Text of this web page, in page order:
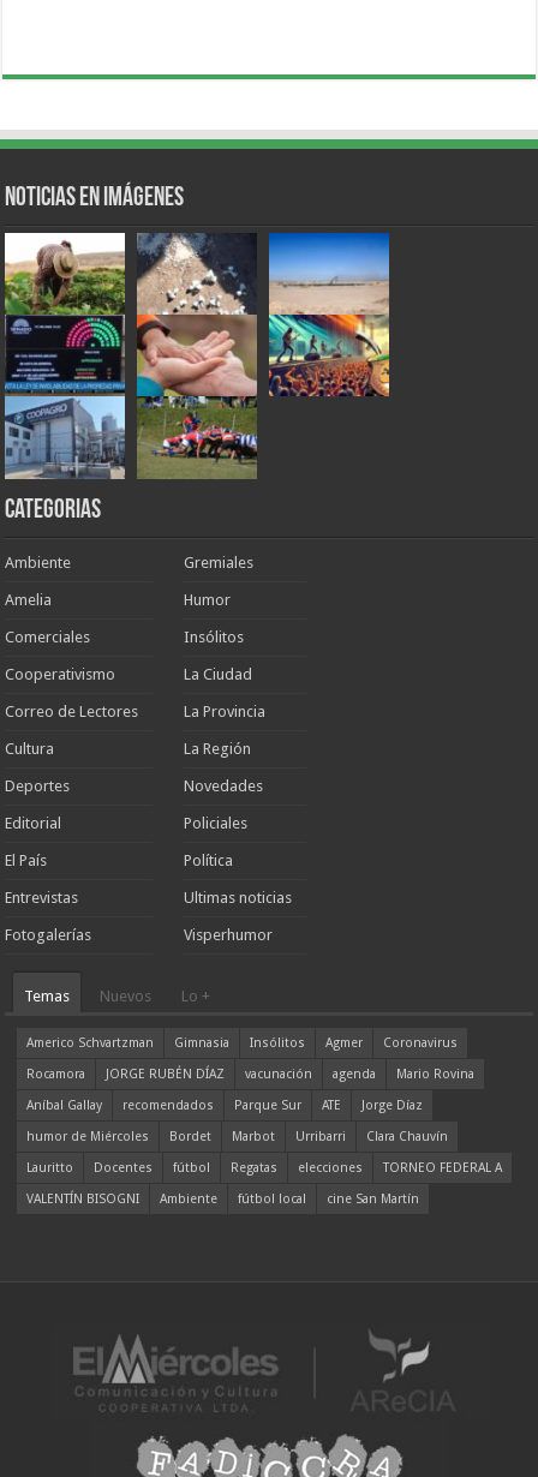
Noticias en Imágenes
Categorias
Ambiente
Amelia
Comerciales
Cooperativismo
Correo de Lectores
Cultura
Deportes
Editorial
El País
Entrevistas
Fotogalerías
Gremiales
Humor
Insólitos
La Ciudad
La Provincia
La Región
Novedades
Policiales
Política
Ultimas noticias
Visperhumor
Temas Nuevos Lo +
Americo Schvartzman Gimnasia Insólitos Agmer
Coronavirus
Rocamora
JORGE RUBÉN DÍAZ vacunación agenda
Mario Rovina
Aníbal Gallay
recomendados Parque Sur ATE
Jorge Díaz
humor de Miércoles
Bordet Marbot Urribarri
Clara Chauvín
Lauritto
Docentes fútbol Regatas elecciones
TORNEO FEDERAL A
VALENTÍN BISOGNI
Ambiente fútbol local cine San Martín